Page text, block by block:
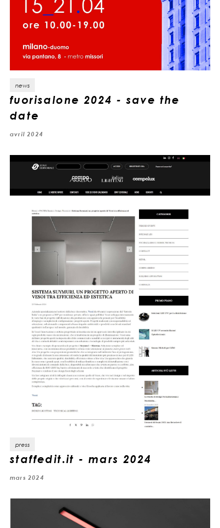
news
fuorisalone 2024 - save the
date
avril 2024
press
staffedit.it - mars 2024
mars 2024